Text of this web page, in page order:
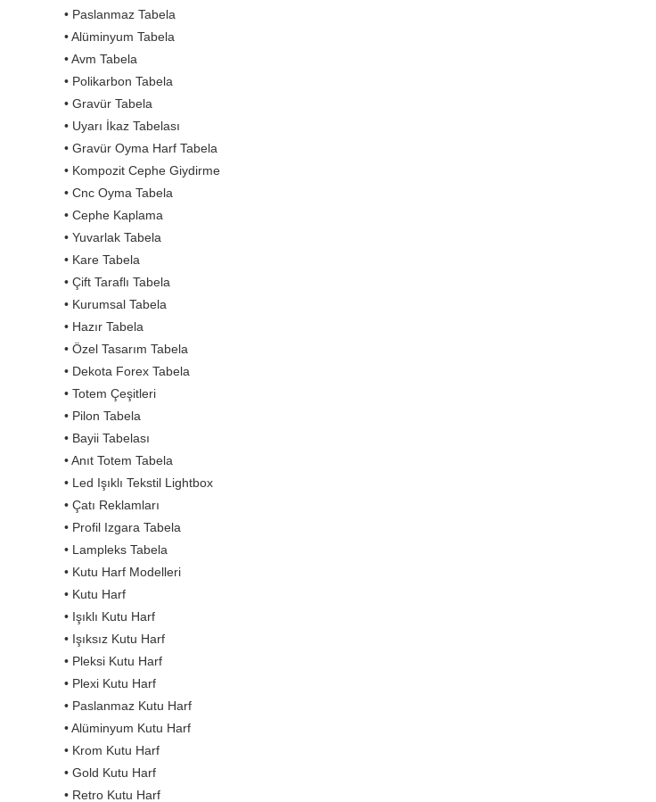
• Paslanmaz Tabela
• Alüminyum Tabela
• Avm Tabela
• Polikarbon Tabela
• Gravür Tabela
• Uyarı İkaz Tabelası
• Gravür Oyma Harf Tabela
• Kompozit Cephe Giydirme
• Cnc Oyma Tabela
• Cephe Kaplama
• Yuvarlak Tabela
• Kare Tabela
• Çift Taraflı Tabela
• Kurumsal Tabela
• Hazır Tabela
• Özel Tasarım Tabela
• Dekota Forex Tabela
• Totem Çeşitleri
• Pilon Tabela
• Bayii Tabelası
• Anıt Totem Tabela
• Led Işıklı Tekstil Lightbox
• Çatı Reklamları
• Profil Izgara Tabela
• Lampleks Tabela
• Kutu Harf Modelleri
• Kutu Harf
• Işıklı Kutu Harf
• Işıksız Kutu Harf
• Pleksi Kutu Harf
• Plexi Kutu Harf
• Paslanmaz Kutu Harf
• Alüminyum Kutu Harf
• Krom Kutu Harf
• Gold Kutu Harf
• Retro Kutu Harf